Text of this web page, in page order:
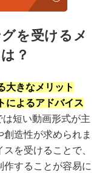
を受けるメ
？
大きなメリット
によるアドバイス
は短い動画形式が主
造性が求められま
を受けることで、
することが容易に